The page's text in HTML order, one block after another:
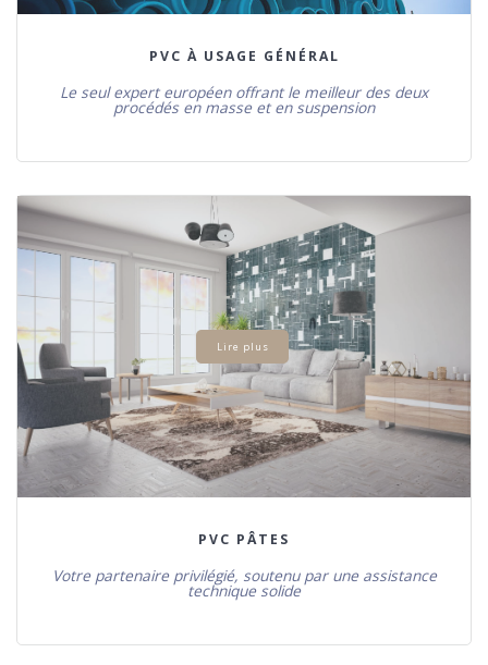
PVC À USAGE GÉNÉRAL
Le seul expert européen offrant le meilleur des deux
procédés en masse et en suspension
Lire plus
PVC PÂTES
Votre partenaire privilégié, soutenu par une assistance
technique solide